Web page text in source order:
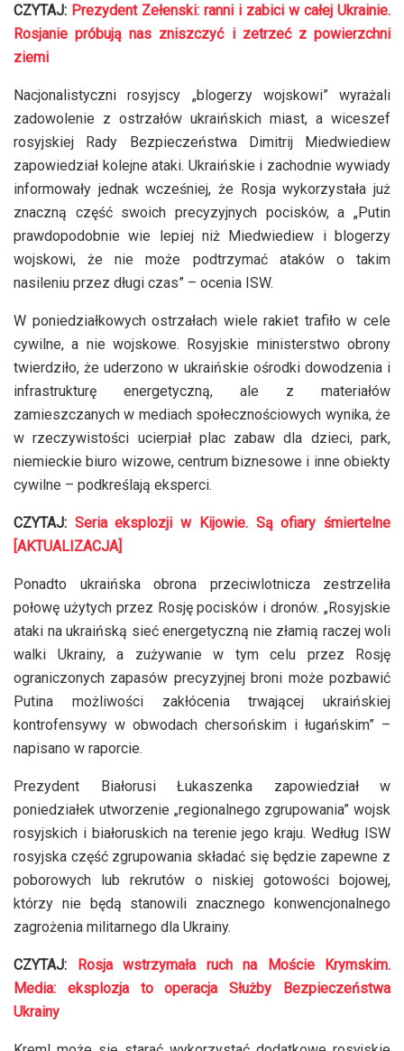
CZYTAJ: Prezydent Zełenski: ranni i zabici w całej Ukrainie.
Rosjanie próbują nas zniszczyć i zetrzeć z powierzchni
ziemi
Nacjonalistyczni rosyjscy „blogerzy wojskowi” wyrażali
zadowolenie z ostrzałów ukraińskich miast, a wiceszef
rosyjskiej Rady Bezpieczeństwa Dimitrij Miedwiediew
zapowiedział kolejne ataki. Ukraińskie i zachodnie wywiady
informowały jednak wcześniej, że Rosja wykorzystała już
znaczną część swoich precyzyjnych pocisków, a „Putin
prawdopodobnie wie lepiej niż Miedwiediew i blogerzy
wojskowi, że nie może podtrzymać ataków o takim
nasileniu przez długi czas” – ocenia ISW.
W poniedziałkowych ostrzałach wiele rakiet trafiło w cele
cywilne, a nie wojskowe. Rosyjskie ministerstwo obrony
twierdziło, że uderzono w ukraińskie ośrodki dowodzenia i
infrastrukturę energetyczną, ale z materiałów
zamieszczanych w mediach społecznościowych wynika, że
w rzeczywistości ucierpiał plac zabaw dla dzieci, park,
niemieckie biuro wizowe, centrum biznesowe i inne obiekty
cywilne – podkreślają eksperci.
CZYTAJ: Seria eksplozji w Kijowie. Są ofiary śmiertelne
[AKTUALIZACJA]
Ponadto ukraińska obrona przeciwlotnicza zestrzeliła
połowę użytych przez Rosję pocisków i dronów. „Rosyjskie
ataki na ukraińską sieć energetyczną nie złamią raczej woli
walki Ukrainy, a zużywanie w tym celu przez Rosję
ograniczonych zapasów precyzyjnej broni może pozbawić
Putina możliwości zakłócenia trwającej ukraińskiej
kontrofensywy w obwodach chersońskim i ługańskim” –
napisano w raporcie.
Prezydent Białorusi Łukaszenka zapowiedział w
poniedziałek utworzenie „regionalnego zgrupowania” wojsk
rosyjskich i białoruskich na terenie jego kraju. Według ISW
rosyjska część zgrupowania składać się będzie zapewne z
poborowych lub rekrutów o niskiej gotowości bojowej,
którzy nie będą stanowili znacznego konwencjonalnego
zagrożenia militarnego dla Ukrainy.
CZYTAJ: Rosja wstrzymała ruch na Moście Krymskim.
Media: eksplozja to operacja Służby Bezpieczeństwa
Ukrainy